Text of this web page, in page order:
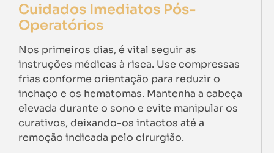
Cuidados Imediatos Pós-
Operatórios
Nos primeiros dias, é vital seguir as
instruções médicas à risca. Use compressas
frias conforme orientação para reduzir o
inchaço e os hematomas. Mantenha a cabeça
elevada durante o sono e evite manipular os
curativos, deixando-os intactos até a
remoção indicada pelo cirurgião.